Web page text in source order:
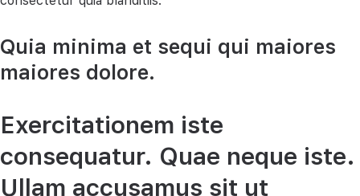
Quia minima et sequi qui maiores
maiores dolore.
Exercitationem iste
consequatur. Quae neque iste.
Ullam accusamus sit ut